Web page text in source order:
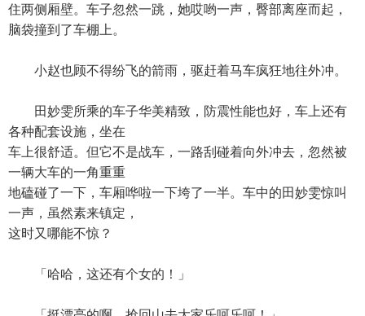
住两侧厢壁。车子忽然一跳，她哎哟一声，臀部离座而起，
脑袋撞到了车棚上。
小赵也顾不得纷飞的箭雨，驱赶着马车疯狂地往外冲。
田妙雯所乘的车子华美精致，防震性能也好，车上还有
各种配套设施，坐在
车上很舒适。但它不是战车，一路刮碰着向外冲去，忽然被
一辆大车的一角重重
地磕碰了一下，车厢哗啦一下垮了一半。车中的田妙雯惊叫
一声，虽然素来镇定，
这时又哪能不惊？
「哈哈，这还有个女的！」